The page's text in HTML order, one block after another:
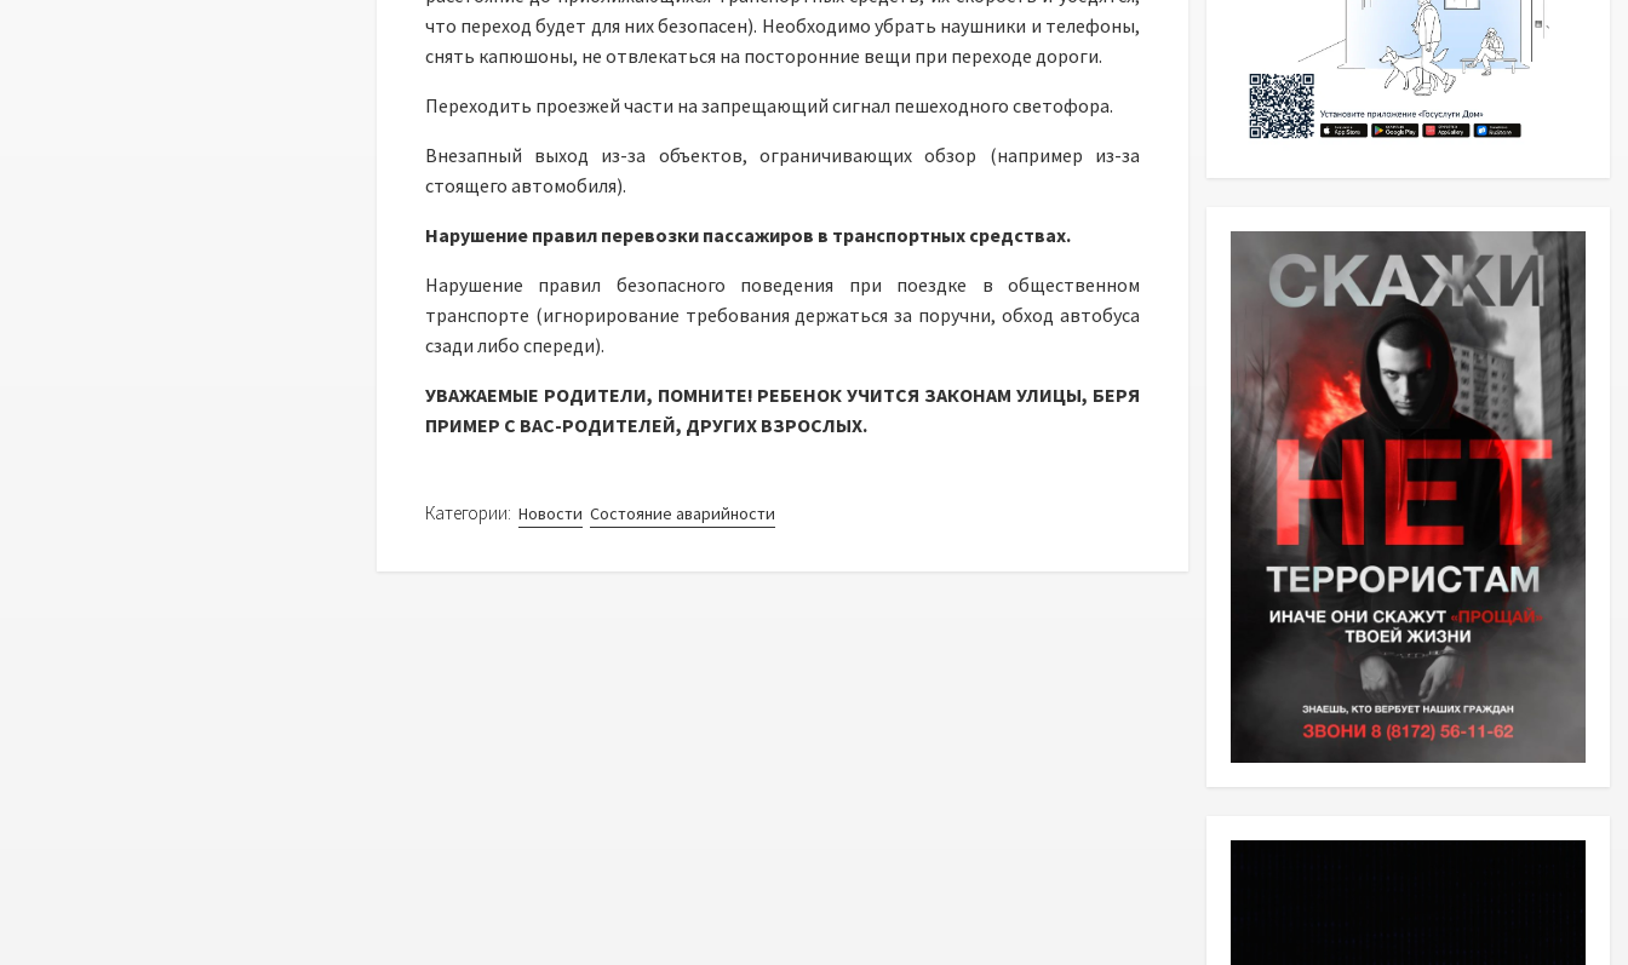
что переход будет для них безопасен). Необходимо убрать наушники и телефоны,
снять капюшоны, не отвлекаться на посторонние вещи при переходе дороги.
Переходить проезжей части на запрещающий сигнал пешеходного светофора.
Внезапный выход из-за объектов, ограничивающих обзор (например из-за
стоящего автомобиля).
Нарушение правил перевозки пассажиров в транспортных средствах.
Нарушение правил безопасного поведения при поездке в общественном
транспорте (игнорирование требования держаться за поручни, обход автобуса
сзади либо спереди).
УВАЖАЕМЫЕ РОДИТЕЛИ, ПОМНИТЕ! РЕБЕНОК УЧИТСЯ ЗАКОНАМ УЛИЦЫ, БЕРЯ
ПРИМЕР С ВАС-РОДИТЕЛЕЙ, ДРУГИХ ВЗРОСЛЫХ.
Категории: Новости Состояние аварийности